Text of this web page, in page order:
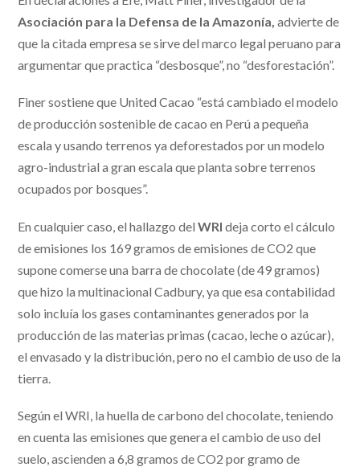
Asociación para la Defensa de la Amazonía, advierte de
que la citada empresa se sirve del marco legal peruano para
argumentar que practica “desbosque”, no “desforestación”.
Finer sostiene que United Cacao “está cambiado el modelo
de producción sostenible de cacao en Perú a pequeña
escala y usando terrenos ya deforestados por un modelo
agro-industrial a gran escala que planta sobre terrenos
ocupados por bosques”.
En cualquier caso, el hallazgo del WRIdeja corto el cálculo
de emisiones los 169 gramos de emisiones de CO2 que
supone comerse una barra de chocolate (de 49 gramos)
que hizo la multinacional Cadbury, ya que esa contabilidad
solo incluía los gases contaminantes generados por la
producción de las materias primas (cacao, leche o azúcar),
el envasado y la distribución, pero no el cambio de uso de la
tierra.
Según el WRI, la huella de carbono del chocolate, teniendo
en cuenta las emisiones que genera el cambio de uso del
suelo, ascienden a 6,8 gramos de CO2 por gramo de